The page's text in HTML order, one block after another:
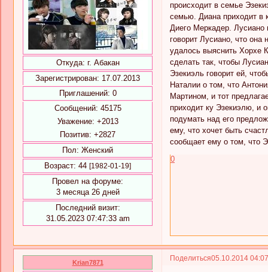
Откуда: г. Абакан
Зарегистрирован: 17.07.2013
Приглашений: 0
Сообщений: 45175
Уважение: +2013
Позитив: +2827
Пол: Женский
Возраст: 44 [1982-01-19]
Провел на форуме:
3 месяца 26 дней
Последний визит:
31.05.2023 07:47:33 am
происходит в семье
семью. Диана приходит в
Диего Меркадер. Лусиано
говорит Лусиано, что она
удалось выяснить Хорхе
сделать так, чтобы
Эзекиэль говорит ей,
Наталии о том, что
Мартином, и тот
приходит ку Эзекиэлю, и
подумать над его
ему, что хочет быть
сообщает ему о том, что
0
Поделиться05.10.2014
Krian7871